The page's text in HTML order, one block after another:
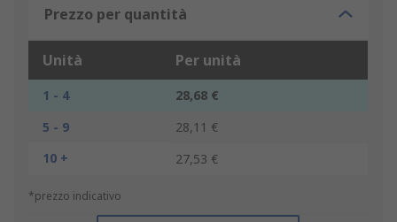
Prezzo per quantità
Unità Per unità
1 - 4
28,68 €
5 - 9
28,11 €
10 +
27,53 €
*prezzo indicativo